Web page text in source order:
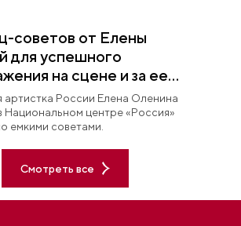
советов от Елены
для успешного
на сцене и за ее
артистка России Елена Оленина
Национальном центре «Россия»
емкими советами.
Смотреть все